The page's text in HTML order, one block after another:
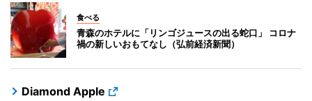
食べる
青森のホテルに「リンゴジュースの出る蛇口」 コロナ
禍の新しいおもてなし（弘前経済新聞）
Diamond Apple